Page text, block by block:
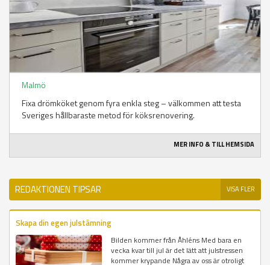
Malmö
Fixa drömköket genom fyra enkla steg – välkommen att testa
Sveriges hållbaraste metod för köksrenovering.
MER INFO & TILL HEMSIDA
REDAKTIONEN TIPSAR VISA FLER
Skapa din egen julstämning
Bilden kommer från Åhléns Med bara en
vecka kvar till jul är det lätt att julstressen
kommer krypande Några av oss är otroligt